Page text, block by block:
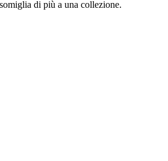
di più a una collezione.